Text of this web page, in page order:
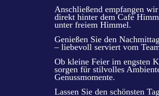
Anschließend empfangen
direkt hinter dem Café
unter freiem Himmel.
Genießen Sie den
– liebevoll serviert vom
Ob kleine Feier im engsten
sorgen für stilvolles
Genussmomente.
Lassen Sie den schönsten